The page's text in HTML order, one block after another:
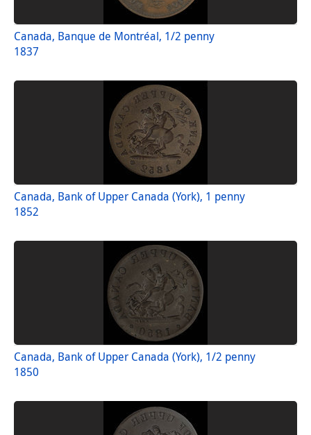
Canada, Banque de Montréal, 1/2 penny
1837
Canada, Bank of Upper Canada (York), 1 penny
1852
Canada, Bank of Upper Canada (York), 1/2 penny
1850